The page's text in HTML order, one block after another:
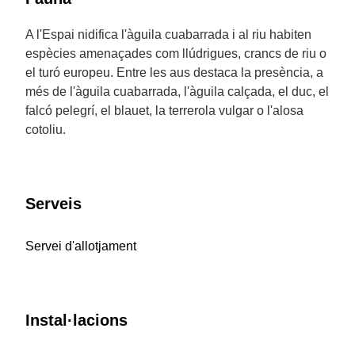
A l'Espai nidifica l'àguila cuabarrada i al riu habiten
espècies amenaçades com llúdrigues, crancs de riu o
el turó europeu. Entre les aus destaca la presència, a
més de l'àguila cuabarrada, l'àguila calçada, el duc, el
falcó pelegrí, el blauet, la terrerola vulgar o l'alosa
cotoliu.
Serveis
Servei d'allotjament
Instal·lacions